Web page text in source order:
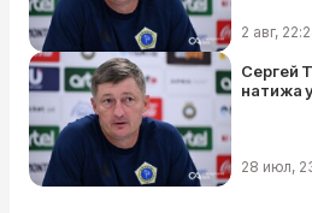
2 авг,
Сергей
натижа
28 июл,